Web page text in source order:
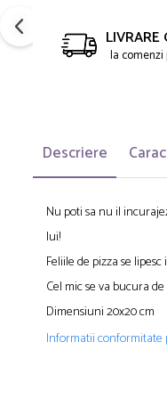
la comenzi
Descriere
Nu poti sa nu il incur
lui!
Feliile de pizza se
Cel mic se va bucura
Dimensiuni 20x20 cm
Informatii conformitate